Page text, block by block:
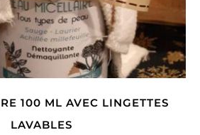
100 ML AVEC LINGETTES
LAVABLES